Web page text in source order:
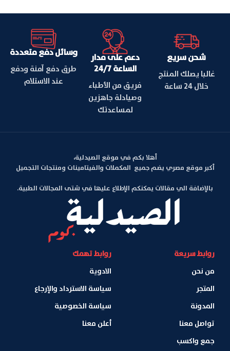
شحن سريع
غالبا يصلك المنتج
خلال 24 ساعة
دعم على مدار
الساعة 24/7
فريق من الأطباء
وصيادلة جاهزين
لمساعدتك
وسائل دفع متعددة
طرق دفع آمنة ودفع
عند الاستلام
أهلا بكم في موقع الصيدلية،
أكبر موقع مصري يضم جميع المكملات والفيتامينات ومنتجات التجميل
بالإضافة الي مقالات يمكنكم الإطلاع عليها في شتى المجالات الطبية.
روابط سريعة
من نحن
المتجر
المدونة
تواصل معنا
جمع واكسب
روابط تهمك
الادوية
سياسة الاسترداد والإرجاع
سياسة الخصوصية
أعلن معنا